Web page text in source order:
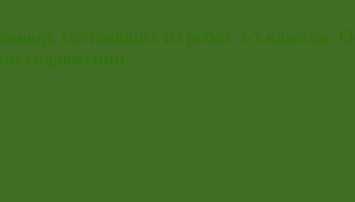
состоявших из ребят 3-5 классов.
снаряжении,…